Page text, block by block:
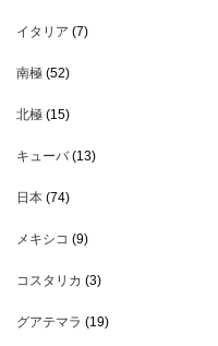
イタリア (7)
南極 (52)
北極 (15)
キューバ(13)
日本 (74)
メキシコ (9)
コスタリカ (3)
グアテマラ (19)